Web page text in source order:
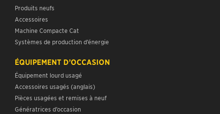
Produits neufs
Accessoires
Machine Compacte Cat
Systèmes de production d’énergie
ÉQUIPEMENT D’OCCASION
Équipement lourd usagé
Accessoires usagés (anglais)
Pièces usagées et remises à neuf
Génératrices d’occasion